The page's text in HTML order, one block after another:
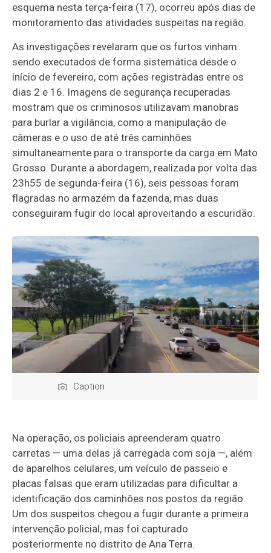
esquema nesta terça-feira (17), ocorreu após dias de
monitoramento das atividades suspeitas na região.
As investigações revelaram que os furtos vinham
sendo executados de forma sistemática desde o
início de fevereiro, com ações registradas entre os
dias 2 e 16. Imagens de segurança recuperadas
mostram que os criminosos utilizavam manobras
para burlar a vigilância, como a manipulação de
câmeras e o uso de até três caminhões
simultaneamente para o transporte da carga em Mato
Grosso. Durante a abordagem, realizada por volta das
23h55 de segunda-feira (16), seis pessoas foram
flagradas no armazém da fazenda, mas duas
conseguiram fugir do local aproveitando a escuridão.
Caption
Na operação, os policiais apreenderam quatro
carretas — uma delas já carregada com soja —, além
de aparelhos celulares, um veículo de passeio e
placas falsas que eram utilizadas para dificultar a
identificação dos caminhões nos postos da região.
Um dos suspeitos chegou a fugir durante a primeira
intervenção policial, mas foi capturado
posteriormente no distrito de Ana Terra.